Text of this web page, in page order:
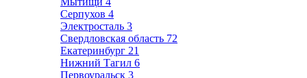
Серпухов 4
Электросталь 3
Свердловская область 72
Екатеринбург 21
Нижний Тагил 6
Первоуральск 3